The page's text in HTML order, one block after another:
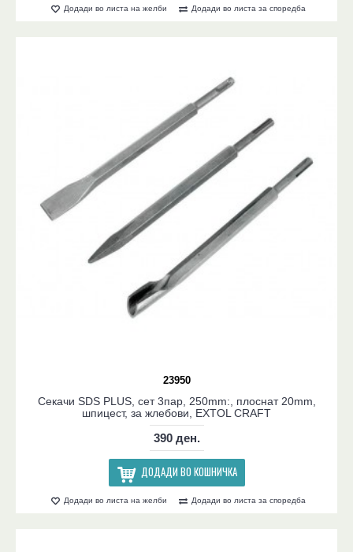
Додади во листа на желби Додади во листа за споредба
23950
Секачи SDS PLUS, сет 3пар, 250mm:, плоснат 20mm,
шпицест, за жлебови, EXTOL CRAFT
390 ден.
ДОДАДИ ВО КОШНИЧКА
Додади во листа на желби Додади во листа за споредба